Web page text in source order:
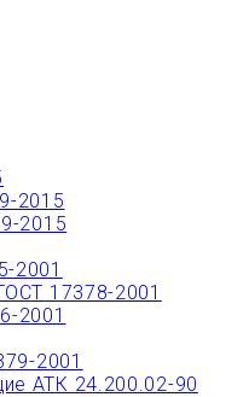
2015
2015
2001
17378-2001
2001
2001
АТК 24.200.02-90